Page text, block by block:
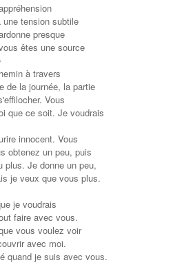
tension subtile
presque
êtes une source
à travers
de la journée, la partie
Vous
que ce soit. Je voudrais
innocent. Vous
obtenez un peu, puis
plus. Je donne un peu,
je veux que vous plus.
je voudrais
faire avec vous.
vous voulez voir
avec moi.
quand je suis avec vous.